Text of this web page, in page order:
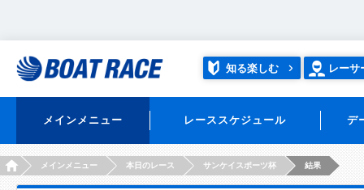
知る楽しむ レーサ
メインメニュー レーススケジュール デ
HOMEメインメニュー 本日のレース サンケイスポーツ杯 結果